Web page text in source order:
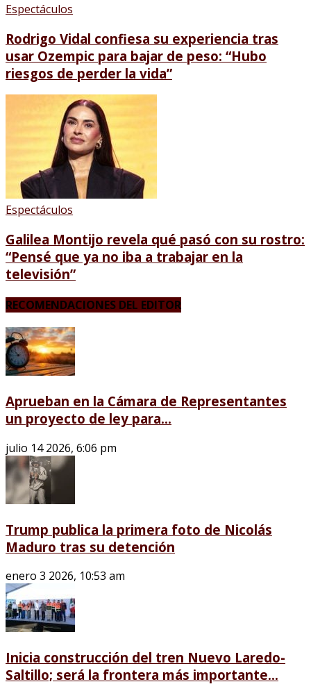
Espectáculos
Rodrigo Vidal confiesa su experiencia tras
usar Ozempic para bajar de peso: “Hubo
riesgos de perder la vida”
Espectáculos
Galilea Montijo revela qué pasó con su rostro:
“Pensé que ya no iba a trabajar en la
televisión”
RECOMENDACIONES DEL EDITOR
Aprueban en la Cámara de Representantes
un proyecto de ley para...
julio 14 2026, 6:06 pm
Trump publica la primera foto de Nicolás
Maduro tras su detención
enero 3 2026, 10:53 am
Inicia construcción del tren Nuevo Laredo-
Saltillo; será la frontera más importante...